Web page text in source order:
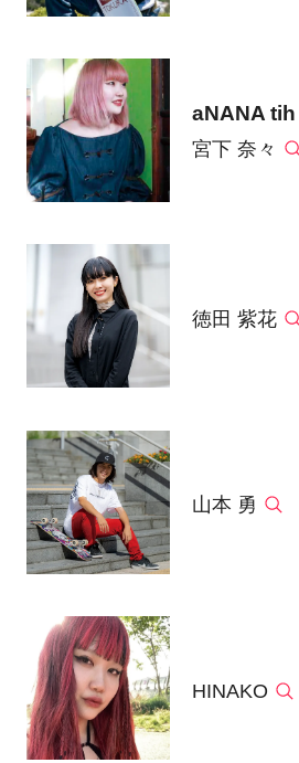
aNANA
宮下 奈々
徳田 紫花
山本 勇
HINAKO